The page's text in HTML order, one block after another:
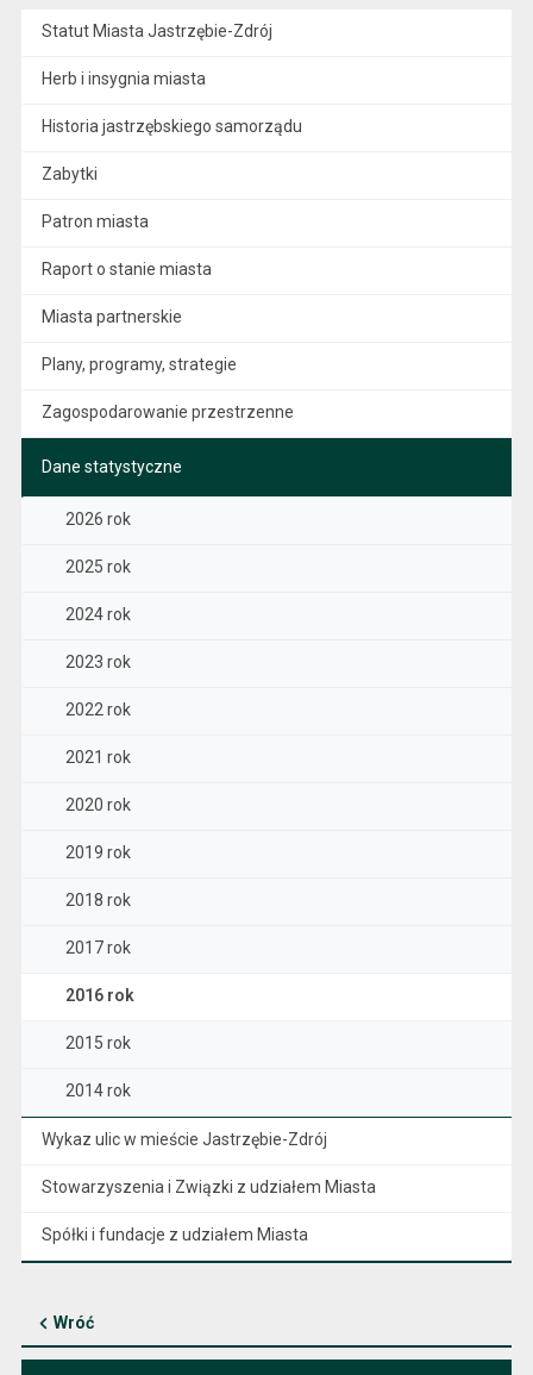
Statut Miasta Jastrzębie-Zdrój
Herb i insygnia miasta
Historia jastrzębskiego samorządu
Zabytki
Patron miasta
Raport o stanie miasta
Miasta partnerskie
Plany, programy, strategie
Zagospodarowanie przestrzenne
Dane statystyczne
2026 rok
2025 rok
2024 rok
2023 rok
2022 rok
2021 rok
2020 rok
2019 rok
2018 rok
2017 rok
2016 rok
2015 rok
2014 rok
Wykaz ulic w mieście Jastrzębie-Zdrój
Stowarzyszenia i Związki z udziałem Miasta
Spółki i fundacje z udziałem Miasta
Wróć